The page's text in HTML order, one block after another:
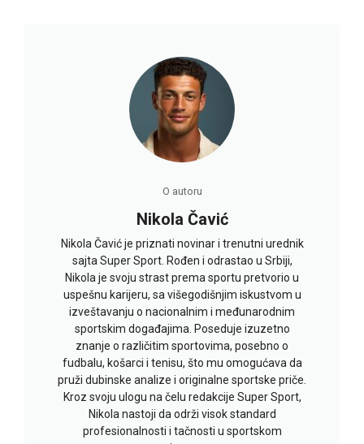
O autoru
Nikola Čavić
Nikola Čavić je priznati novinar i trenutni urednik
sajta Super Sport. Rođen i odrastao u Srbiji,
Nikola je svoju strast prema sportu pretvorio u
uspešnu karijeru, sa višegodišnjim iskustvom u
izveštavanju o nacionalnim i međunarodnim
sportskim događajima. Poseduje izuzetno
znanje o različitim sportovima, posebno o
fudbalu, košarci i tenisu, što mu omogućava da
pruži dubinske analize i originalne sportske priče.
Kroz svoju ulogu na čelu redakcije Super Sport,
Nikola nastoji da održi visok standard
profesionalnosti i tačnosti u sportskom